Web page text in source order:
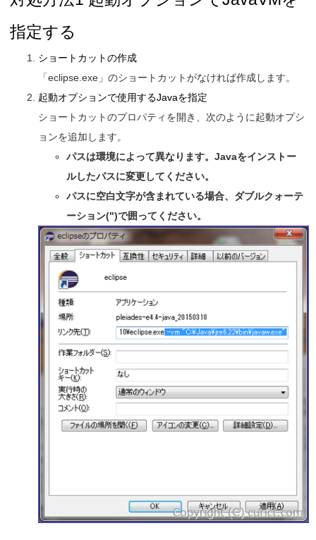
指定する
ショートカットの作成
「eclipse.exe」のショートカットがなければ作成します。
起動オプションで使用するJavaを指定
ショートカットのプロパティを開き、次のように起動オプシ
ョンを追加します。
パスは環境によって異なります。Javaをインストー
ルしたパスに変更してください。
パスに空白文字が含まれている場合、ダブルクォーテ
ーション(")で囲ってください。